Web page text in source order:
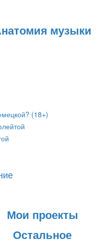
музыки
(18+)
Мои проекты
Остальное